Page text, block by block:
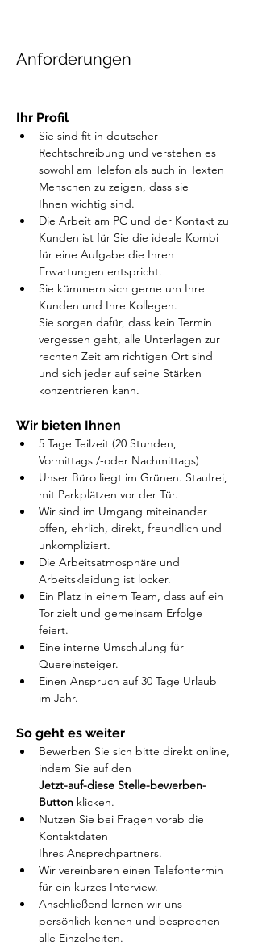
Anforderungen
Ihr Profil
Sie sind fit in deutscher
Rechtschreibung und verstehen es
sowohl am Telefon als auch in Texten
Menschen zu zeigen, dass sie
Ihnen wichtig sind.
Die Arbeit am PC und der Kontakt zu
Kunden ist für Sie die ideale Kombi
für eine Aufgabe die Ihren
Erwartungen entspricht.
Sie kümmern sich gerne um Ihre
Kunden und Ihre Kollegen.
Sie sorgen dafür, dass kein Termin
vergessen geht, alle Unterlagen zur
rechten Zeit am richtigen Ort sind
und sich jeder auf seine Stärken
konzentrieren kann.
Wir bieten Ihnen
5 Tage Teilzeit (20 Stunden,
Vormittags /-oder Nachmittags)
Unser Büro liegt im Grünen. Staufrei,
mit Parkplätzen vor der Tür.
Wir sind im Umgang miteinander
offen, ehrlich, direkt, freundlich und
unkompliziert.
Die Arbeitsatmosphäre und
Arbeitskleidung ist locker.
Ein Platz in einem Team, dass auf ein
Tor zielt und gemeinsam Erfolge
feiert.
Eine interne Umschulung für
Quereinsteiger.
Einen Anspruch auf 30 Tage Urlaub
im Jahr.
So geht es weiter
Bewerben Sie sich bitte direkt online,
indem Sie auf den
Jetzt-auf-diese Stelle-bewerben-
Button klicken.
Nutzen Sie bei Fragen vorab die
Kontaktdaten
Ihres Ansprechpartners.
Wir vereinbaren einen Telefontermin
für ein kurzes Interview.
Anschließend lernen wir uns
persönlich kennen und besprechen
alle Einzelheiten.